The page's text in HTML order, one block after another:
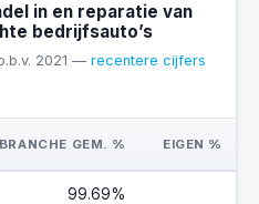
in en reparatie van
bedrijfsauto’s
2021 — recentere cijfers
BRANCHE GEM. % EIGEN %
99.69%